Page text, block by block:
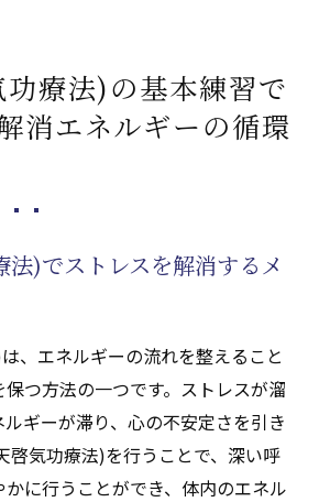
療法)の基本練習で
消エネルギーの循環
)でストレスを解消するメ
、エネルギーの流れを整えること
つ方法の一つです。ストレスが溜
ギーが滞り、心の不安定さを引き
啓気功療法)を行うことで、深い呼
に行うことができ、体内のエネル